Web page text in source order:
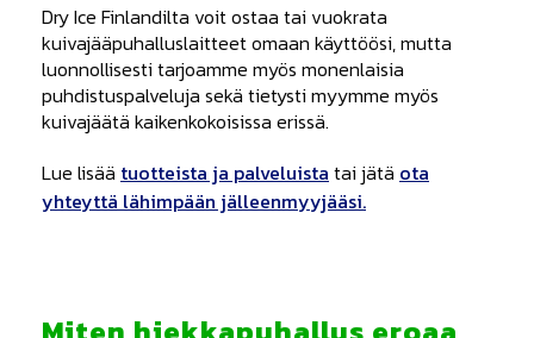
Dry Ice Finlandilta voit ostaa tai vuokrata
kuivajääpuhalluslaitteet omaan käyttöösi, mutta
luonnollisesti tarjoamme myös monenlaisia
puhdistuspalveluja sekä tietysti myymme myös
kuivajäätä kaikenkokoisissa erissä.
Lue lisää tuotteista ja palveluista tai jätä ota
yhteyttä lähimpään jälleenmyyjääsi.